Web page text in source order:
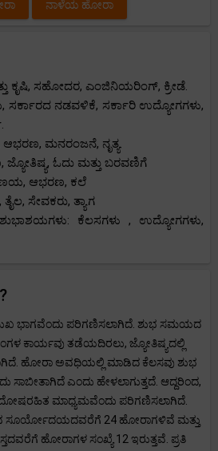
ನಾಳೆಯ ಹೋರಾ
ಕೃಷಿ, ಸಹೋದರ, ಎಂಜಿನಿಯರಿಂಗ್, ಕ್ರೀಡೆ.
ಸರ್ಕಾರದ ನಡವಳಿಕೆ, ಸರ್ಕಾರಿ ಉದ್ಯೋಗಗಳು,
ಆಭರಣ, ಮನರಂಜನೆ, ನೃತ್ಯ.
ಜ್ಯೋತಿಷ್ಯ, ಓದು ಮತ್ತು ಬರವಣಿಗೆ
ಆಭರಣ, ಕಲೆ
ಸೇವಕರು, ತ್ಯಾಗ
ಶುಭಾಶಯಗಳು: ಕೆಲಸಗಳು , ಉದ್ಯೋಗಗಳು,
ಭಾಗವೆಂದು ಪರಿಗಣಿಸಲಾಗಿದೆ. ಶುಭ ಸಮಯದ
ಕಾರ್ಯವು ತಡೆಯದಿರಲು, ಜ್ಯೋತಿಷ್ಯದಲ್ಲಿ
ಹೋರಾ ಅವಧಿಯಲ್ಲಿ ಮಾಡಿದ ಕೆಲಸವು ಶುಭ
ಎಂದು ಹೇಳಲಾಗುತ್ತದೆ. ಆದ್ದರಿಂದ,
ದೋಷರಹಿತ ಮಾಧ್ಯಮವೆಂದು ಪರಿಗಣಿಸಲಾಗಿದೆ.
24 ಹೋರಾಗಳಿವೆ ಮತ್ತು
ಹೋರಾಗಳ ಸಂಖ್ಯೆ 12 ಇರುತ್ತವೆ. ಪ್ರತಿ